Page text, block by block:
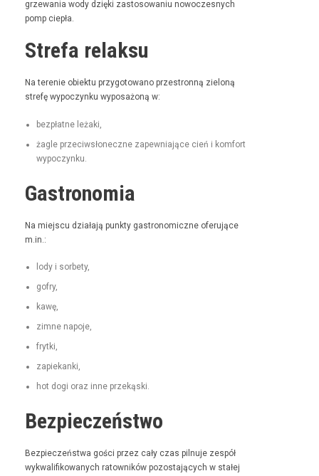
grze­wa­nia wody dzię­ki zas­tosowa­niu nowoczes­nych
pomp ciepła.
Strefa relaksu
Na tere­nie obiek­tu przy­go­towano prze­stron­ną zieloną
stre­fę wypoczynku wyposażoną w:
bezpłatne leża­ki,
żagle prze­ci­wsłoneczne zapew­ni­a­jące cień i kom­fort
wypoczynku.
Gastronomia
Na miejs­cu dzi­ała­ją punk­ty gas­tro­nom­iczne ofer­u­jące
m.in.:
lody i sorbety,
gofry,
kawę,
zimne napo­je,
fry­t­ki,
zapiekan­ki,
hot dogi oraz inne przekąski.
Bezpieczeństwo
Bez­pieczeńst­wa goś­ci przez cały czas pil­nu­je zespół
wyk­wal­i­fikowanych ratown­ików pozosta­ją­cych w stałej